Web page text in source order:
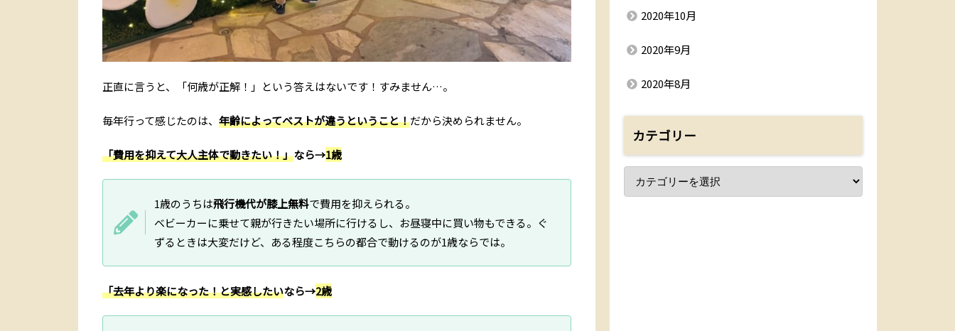
正直に言うと、「何歳が正解！」という答えはないです！すみません…。
毎年行って感じたのは、 年齢によってベストが違うということ！だから決められません。
「費用を抑えて大人主体で動きたい！」なら→1歳
1歳のうちは飛行機代が膝上無料で費用を抑えられる。
ベビーカーに乗せて親が行きたい場所に行けるし、お昼寝中に買い物もできる。ぐ
ずるときは大変だけど、ある程度こちらの都合で動けるのが1歳ならでは。
「去年より楽になった！と実感したいなら→2歳
2020年10月
2020年9月
2020年8月
カテゴリー